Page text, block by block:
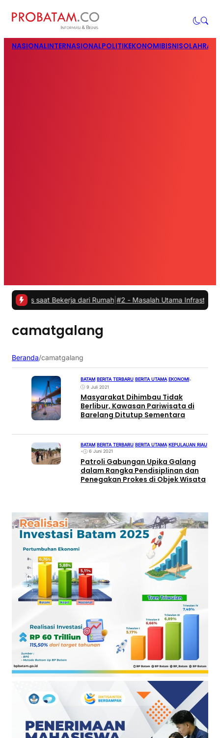
NASIONALINTERNASIONALPOLITIKEKONOMIBISNIS
saat Bekerja dari Rumah|#2 -Masalah Utama Infrastruktur
camatgalang
Beranda/camatgalang
BATAM BERITA TERBARU BERITA UTAMA EKONOMI•
9 Juli 2021
Masyarakat Dihimbau Tidak
Berlibur, Kawasan Pariwisata di
Barelang Ditutup Sementara
BATAM BERITA TERBARU BERITA UTAMA| KEPULAUAN RIAU
•
6 Juni 2021
Patroli Gabungan Upika Galang
dalam Rangka Pendisiplinan dan
Penegakan Prokes di Objek Wisata